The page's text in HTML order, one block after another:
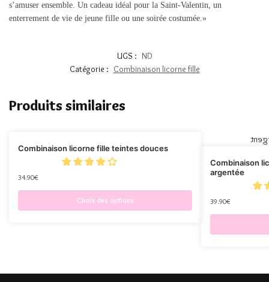
s’amuser ensemble. Un cadeau idéal pour la Saint-Valentin, un
enterrement de vie de jeune fille ou une soirée costumée.»
UGS : ND
Catégorie : Combinaison licorne fille
Produits similaires
Combinaison licorne fille teintes douces
34.90€
Choix des options
Combinaison
argentée
39.90€